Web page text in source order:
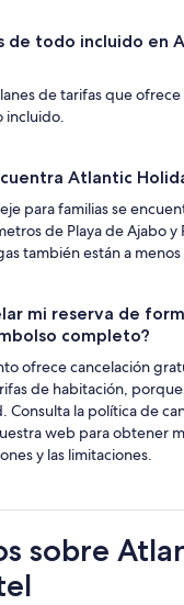
de todo incluido en
de tarifas que
incluido.
Atlantic
para familias se
de Playa de Ajabo y
también están a
mi reserva de
completo?
ofrece cancelación
de habitación,
Consulta la política de
web para obtener
y las limitaciones.
sobre